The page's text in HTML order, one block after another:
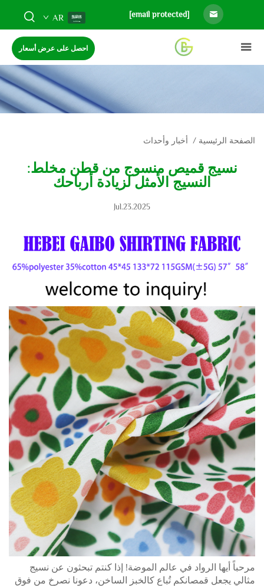
[email protected]
AR
احصل على عرض أسعار
الصفحة الرئيسية / أخبار وأحداث
نسيج قميص منسوج من قطن مخلط:
النسيج الأمثل لزيادة أرباحك
Jul.23.2025
مرحباً أيها الرواد في عالم الموضة! إذا كنتم تبحثون عن نسيج
مثالي يجعل قمصانكم تُباع كالخبز الساخن، دعونا نصرخ من فوق